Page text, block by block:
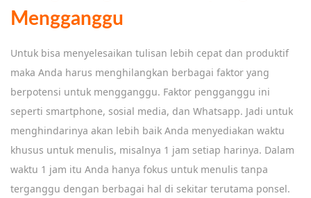
Mengganggu
Untuk bisa menyelesaikan tulisan lebih cepat dan produktif
maka Anda harus menghilangkan berbagai faktor yang
berpotensi untuk mengganggu. Faktor pengganggu ini
seperti smartphone, sosial media, dan Whatsapp. Jadi untuk
menghindarinya akan lebih baik Anda menyediakan waktu
khusus untuk menulis, misalnya 1 jam setiap harinya. Dalam
waktu 1 jam itu Anda hanya fokus untuk menulis tanpa
terganggu dengan berbagai hal di sekitar terutama ponsel.